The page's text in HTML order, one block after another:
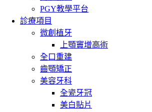
PGY教學平台
診療項目
微創植牙
上顎竇增高術
全口重建
齒顎矯正
美容牙科
全瓷牙冠
美白貼片